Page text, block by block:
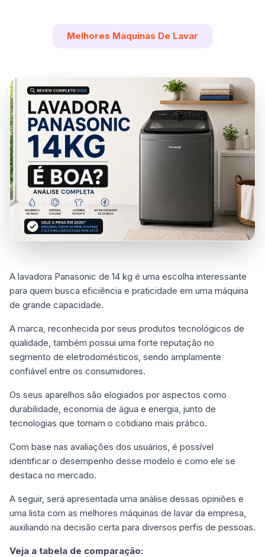
Melhores Maquinas De Lavar
A lavadora Panasonic de 14 kg é uma escolha interessante
para quem busca eficiência e praticidade em uma máquina
de grande capacidade.
A marca, reconhecida por seus produtos tecnológicos de
qualidade, também possui uma forte reputação no
segmento de eletrodomésticos, sendo amplamente
confiável entre os consumidores.
Os seus aparelhos são elogiados por aspectos como
durabilidade, economia de água e energia, junto de
tecnologias que tornam o cotidiano mais prático.
Com base nas avaliações dos usuários, é possível
identificar o desempenho desse modelo e como ele se
destaca no mercado.
A seguir, será apresentada uma análise dessas opiniões e
uma lista com as melhores máquinas de lavar da empresa,
auxiliando na decisão certa para diversos perfis de pessoas.
Veja a tabela de comparação: